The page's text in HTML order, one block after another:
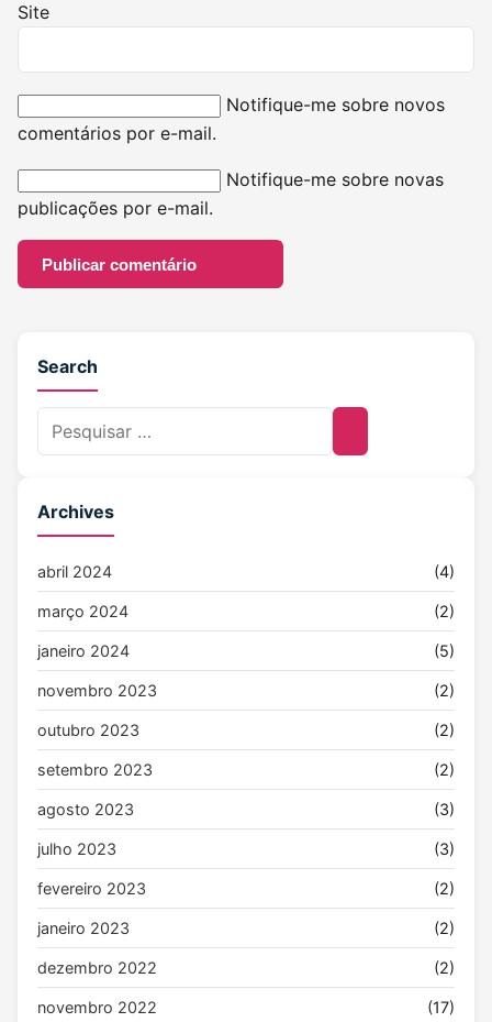
Site
Notifique-me sobre novos
comentários por e-mail.
Notifique-me sobre novas
publicações por e-mail.
Search
Archives
abril 2024 (4)
março 2024 (2)
janeiro 2024 (5)
novembro 2023 (2)
outubro 2023 (2)
setembro 2023 (2)
agosto 2023 (3)
julho 2023 (3)
fevereiro 2023 (2)
janeiro 2023 (2)
dezembro 2022 (2)
novembro 2022 (17)